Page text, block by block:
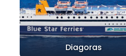
Diagoras